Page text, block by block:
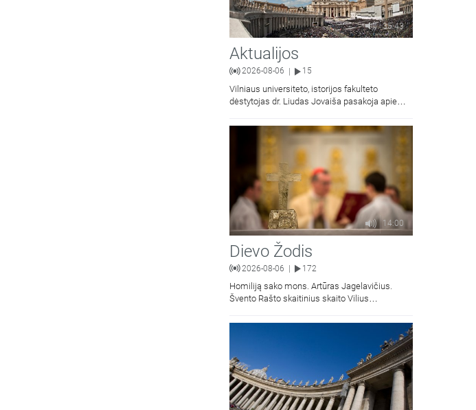
35:43
Aktualijos
2026-08-06 15
Vilniaus universiteto, istorijos fakulteto
dėstytojas dr. Liudas Jovaiša pasakoja apie
Jacevičius.
14:00
Dievo Žodis
2026-08-06 172
Homiliją sako mons. Artūras Jagelavičius.
Švento Rašto skaitinius skaito Vilius